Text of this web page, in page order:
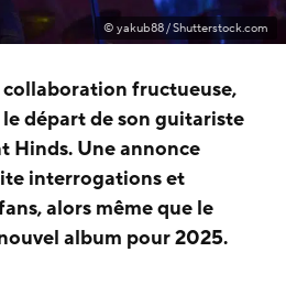
© yakub88 / Shutterstock.com
collaboration fructueuse,
départ de son guitariste
Hinds. Une annonce
interrogations et
alors même que le
album pour 2025.